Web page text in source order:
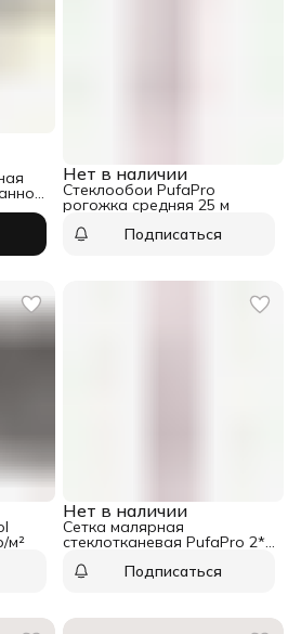
Нет в наличии
Стеклообои PufaPro
рогожка средняя 25 м
Подписаться
м²
Нет в наличии
Сетка малярная
стеклотканевая PufaPro 2*2
Подписаться